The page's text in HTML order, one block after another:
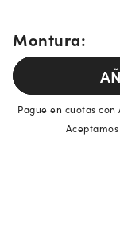
Montura:
Pague en cuotas